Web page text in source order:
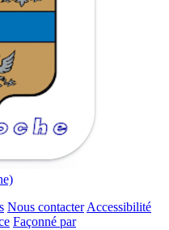
Nous contacter Accessibilité
Façonné par